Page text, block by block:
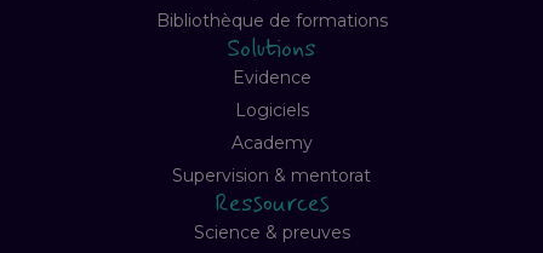
Bibliothèque de formations
Solutions
Evidence
Logiciels
Academy
Supervision & mentorat
Ressources
Science & preuves